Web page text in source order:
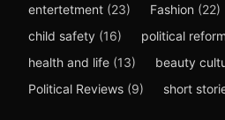
entertetment (23) Fashion (22)
child safety (16) political
health and life (13) beauty
Political Reviews (9) short